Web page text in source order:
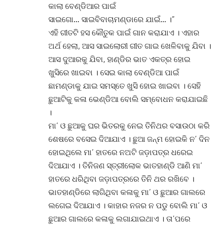
କାଲା ବେଣ୍ଡିଆର ପାଇଁ
ସାଇଗୋ… ସାଇବିବାଚାମଣ୍ଡାରେ ଯାଇଁ… ।”
ଏହି ଗୀତଟି ହସ କୌତୁକ ପାଇଁ ଗାନ କରାଯାଏ । ଏହାର
ଅର୍ଥ ହେଲା, ଆସ ସାଇଲୋରୀ ଗୀତ ଗାଇ ଖେଳିବାକୁ ଯିବା ।
ଆସ ଦୁଆରକୁ ଯିବା, ହାଣ୍ଡିର ଭାତ ଏକତ୍ର ହୋଇ
ଖୁସିରେ ଖାଇବା । ସେଇ କାଲା ବେଣ୍ଡିଆ ପାଇଁ
ଛାମଣ୍ଡାକୁ ଯାଇ ସମସ୍ତେ ଖୁସି ହୋଇ ଖାଇବା । ସେହି
ଛୁଆଟିକୁ କଳା ଭେଣ୍ଡିଆ ବୋଲି ସମ୍ବୋଧନ କରାଯାଇଛି
।
ମା’ ଓ ଛୁଆକୁ ଘର ଭିତରକୁ ନେଇ ତିନିଥର ବସାଉଠା କରି
ଶେଷରେ ବସେଇ ଦିଆଯାଏ । ଛୁଆ ଜନ୍ମ ହୋଇକି ନ’ ଦିନ
ହୋଇଥିଲେ ମା’ ହାତରେ ନଅଟି ଜଡ଼ାପତ୍ର ଧରେଇ
ଦିଆଯାଏ । ତିନିଜଣ ସ୍ତ୍ରୀଲୋକ ଭାତହାଣ୍ଡି ଆଣି ମା’
ହାତରେ ଧରିଥିବା ଜଡ଼ାପତ୍ରରେ ତିନି ଥର ରଖିବେ ।
ଭାତହାଣ୍ଡିରେ ଲାଗିଥିବା କଳାକୁ ମା’ ଓ ଛୁଆର ଗାଲରେ
ଲଗେଇ ଦିଆଯାଏ । କାହାର ନଜର ନ ପଡୁ ବୋଲି ମା’ ଓ
ଛୁଆର ଗାଲରେ କଳାକୁ ଲଗାଯାଇଥାଏ । ତା’ପରେ